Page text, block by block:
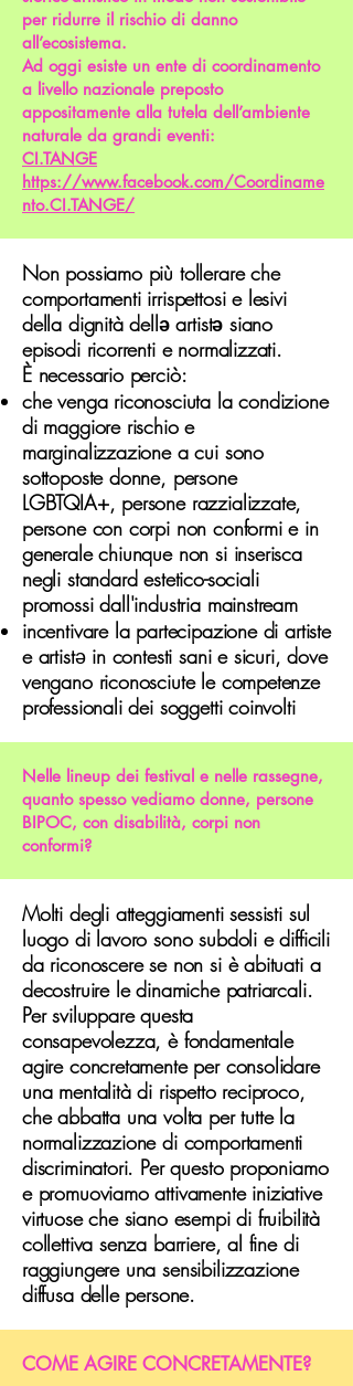
per ridurre il rischio di danno
all’ecosistema.
Ad oggi esiste un ente di coordinamento
a livello nazionale preposto
appositamente alla tutela dell’ambiente
naturale da grandi eventi:
CI.TANGE
https://www.facebook.com/Coordiname
nto.CI.TANGE/
Non possiamo più tollerare che
comportamenti irrispettosi e lesivi
della dignità dellə artistə siano
episodi ricorrenti e normalizzati.
È necessario perciò:
che venga riconosciuta la condizione
di maggiore rischio e
marginalizzazione a cui sono
sottoposte donne, persone
LGBTQIA+, persone razzializzate,
persone con corpi non conformi e in
generale chiunque non si inserisca
negli standard estetico-sociali
promossi dall'industria mainstream
incentivare la partecipazione di artiste
e artistəin contesti sani e sicuri, dove
vengano riconosciute le competenze
professionali dei soggetti coinvolti
Nelle lineup dei festival e nelle rassegne,
quanto spesso vediamo donne, persone
BIPOC, con disabilità, corpi non
conformi?
Molti degli atteggiamenti sessisti sul
luogo di lavoro sono subdoli e difficili
da riconoscere se non si è abituati a
decostruire le dinamiche patriarcali.
Per sviluppare questa
consapevolezza, è fondamentale
agire concretamente per consolidare
una mentalità di rispetto reciproco,
che abbatta una volta per tutte la
normalizzazione di comportamenti
discriminatori. Per questo proponiamo
e promuoviamo attivamente iniziative
virtuose che siano esempi di fruibilità
collettiva senza barriere, al fine di
raggiungere una sensibilizzazione
diffusa delle persone.
COME AGIRE CONCRETAMENTE?